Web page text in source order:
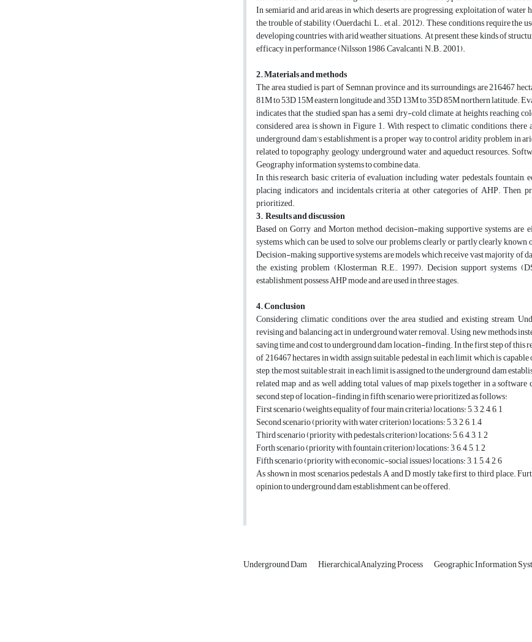
In semiarid and arid areas in which deserts are progressing, exploitation of
the trouble of stability (Ouerdachi, L., et al., 2012). These conditions require the
developing countries with arid weather situations. At present, these kinds of
efficacy in performance (Nilsson 1986, Cavalcanti, N.B., 2001).
2. Materials and methods
The area studied is part of Semnan province and its surroundings are 216467
81M to 53D 15M eastern longitude and 35D 13M to 35D 85M northern latitude.
indicates that the studied span has a semi dry-cold climate at heights
considered area is shown in Figure 1. With respect to climatic conditions,
underground dam’s establishment is a proper way to control aridity problem in
related to topography, geology, underground water, and aqueduct resources.
Geography information systems to combine data.
In this research, basic criteria of evaluation including water, pedestals,
placing indicators and incidentals criteria at other categories of AHP. Then,
prioritized.
3. Results and discussion
Based on Gorry and Morton method, decision-making supportive systems
systems which can be used to solve our problems clearly or partly clearly
Decision-making supportive systems are models which receive vast majority of
the existing problem (Klosterman, R.E., 1997). Decision support systems
establishment possess AHP mode and are used in three stages.
4. Conclusion
Considering climatic conditions over the area studied and existing stream,
revising and balancing act in underground water removal. Using new methods
saving time and cost to underground dam location-finding. In the first step of this
of 216467 hectares in width assign suitable pedestal in each limit which is
step, the most suitable strait in each limit is assigned to the underground dam
related map and as well adding total values of map pixels together in a
second step of location-finding in fifth scenario were prioritized as follows:
First scenario (weights equality of four main criteria) locations: 5, 3, 2, 4, 6, 1
Second scenario (priority with water criterion) locations: 5, 3, 2, 6, 1, 4
Third scenario (priority with pedestals criterion) locations: 5, 6, 4, 3, 1, 2
Forth scenario (priority with fountain criterion) locations: 3, 6, 4, 5, 1, 2
Fifth scenario (priority with economic-social issues) locations: 3, 1, 5, 4, 2, 6
As shown in most scenarios, pedestals A and D mostly take first to third place.
opinion to underground dam establishment can be offered.
Underground Dam HierarchicalAnalyzing Process Geographic Information